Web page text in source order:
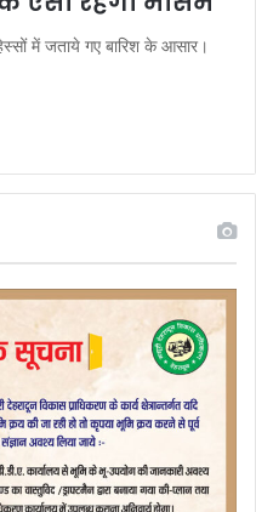
में जताये गए बारिश के आसार।